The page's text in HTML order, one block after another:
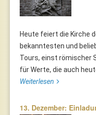
Heute feiert die Kirche
bekanntesten und
Tours, einst römischer
für Werte, die auch
Weiterlesen
13. Dezember: